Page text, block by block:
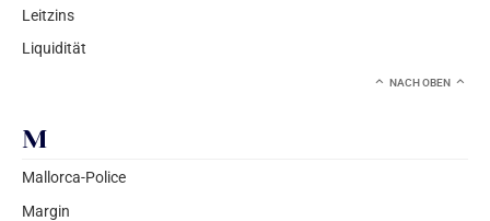
Leitzins
Liquidität
NACH OBEN
M
Mallorca-Police
Margin